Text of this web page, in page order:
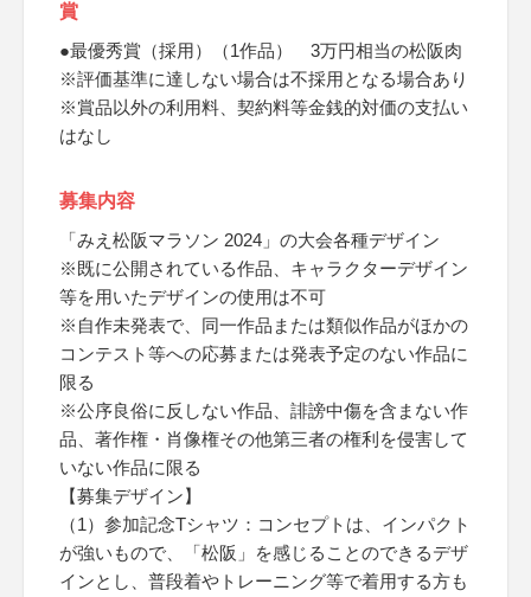
賞
●最優秀賞（採用）（1作品） 3万円相当の松阪肉
※評価基準に達しない場合は不採用となる場合あり
※賞品以外の利用料、契約料等金銭的対価の支払い
はなし
募集内容
「みえ松阪マラソン 2024」の大会各種デザイン
※既に公開されている作品、キャラクターデザイン
等を用いたデザインの使用は不可
※自作未発表で、同一作品または類似作品がほかの
コンテスト等への応募または発表予定のない作品に
限る
※公序良俗に反しない作品、誹謗中傷を含まない作
品、著作権・肖像権その他第三者の権利を侵害して
いない作品に限る
【募集デザイン】
（1）参加記念Tシャツ：コンセプトは、インパクト
が強いもので、「松阪」を感じることのできるデザ
インとし、普段着やトレーニング等で着用する方も